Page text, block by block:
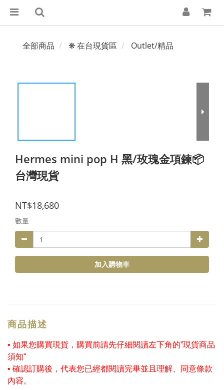
全部商品 ❋ 在台現貨區 Outlet/精品
Hermes mini pop H 黑/玫瑰金項鍊📦
台灣現貨
NT$18,680
數量
加入購物車
商品描述
• 如果您購買現貨，購買前請先仔細閱讀左下角的”現貨商品
須知"
• 確認訂購後，代表您已經都閱讀完畢並且理解、同意條款
內容。